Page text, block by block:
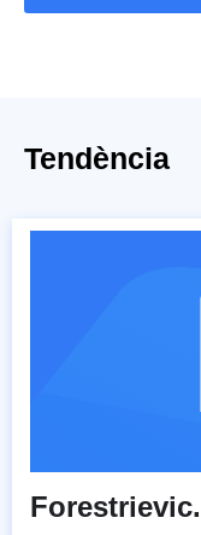
Tendència